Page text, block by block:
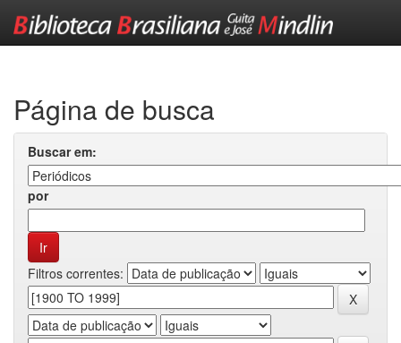
Página de busca
Buscar em:
por
Filtros correntes: